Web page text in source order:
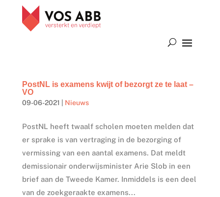
PostNL is examens kwijt of bezorgt ze te laat –
VO
09-06-2021 Nieuws
PostNL heeft twaalf scholen moeten melden dat
er sprake is van vertraging in de bezorging of
vermissing van een aantal examens. Dat meldt
demissionair onderwijsminister Arie Slob in een
brief aan de Tweede Kamer. Inmiddels is een deel
van de zoekgeraakte examens...